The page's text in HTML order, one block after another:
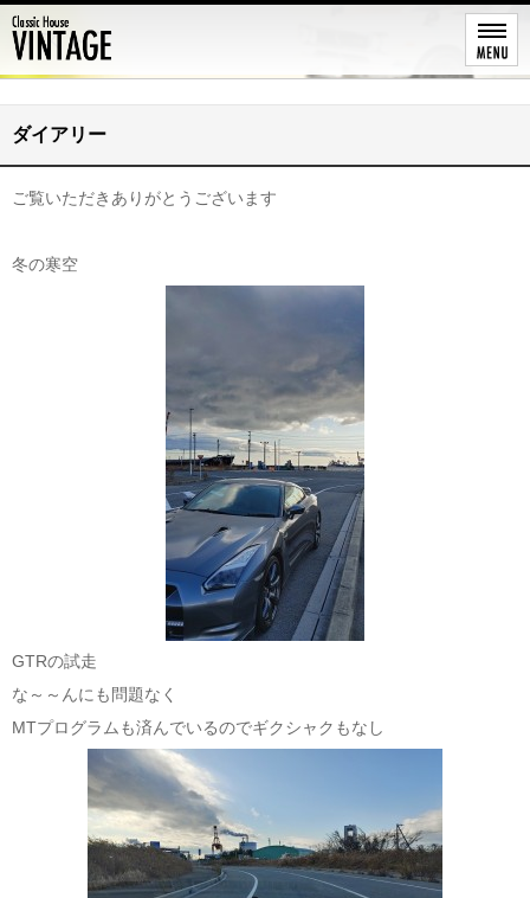
レストア
ダイアリー
ご覧いただきありがとうございます
冬の寒空
GTRの試走
な～～んにも問題なく
MTプログラムも済んでいるのでギクシャクもなし